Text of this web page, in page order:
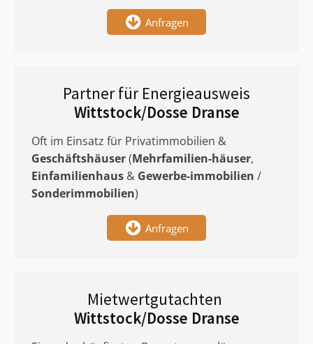
Anfragen
Partner für Energieausweis
Wittstock/Dosse Dranse
Oft im Einsatz für Privatimmobilien &
Geschäftshäuser(Mehrfamilien-häuser,
Einfamilienhaus & Gewerbe-immobilien /
Sonderimmobilien)
Anfragen
Mietwertgutachten
Wittstock/Dosse Dranse